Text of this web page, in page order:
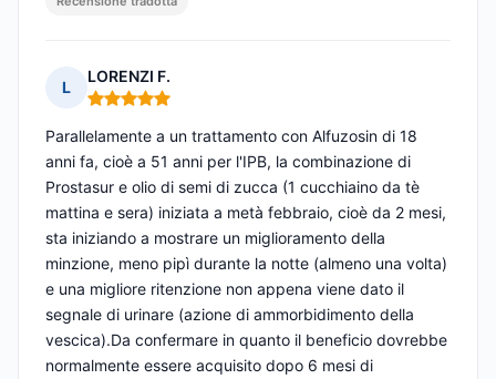
L
LORENZI F.
Nota: 5 su 5
Parallelamente a un trattamento con Alfuzosin di 18
anni fa, cioè a 51 anni per l'IPB, la combinazione di
Prostasur e olio di semi di zucca (1 cucchiaino da tè
mattina e sera) iniziata a metà febbraio, cioè da 2 mesi,
sta iniziando a mostrare un miglioramento della
minzione, meno pipì durante la notte (almeno una volta)
e una migliore ritenzione non appena viene dato il
segnale di urinare (azione di ammorbidimento della
vescica).Da confermare in quanto il beneficio dovrebbe
normalmente essere acquisito dopo 6 mesi di